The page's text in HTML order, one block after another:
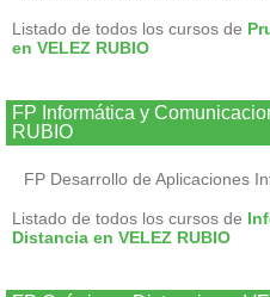
Listado de todos los cursos de
en VELEZ RUBIO
FP Informática y
RUBIO
FP Desarrollo de Aplicaciones
Listado de todos los cursos de
Distancia en VELEZ RUBIO